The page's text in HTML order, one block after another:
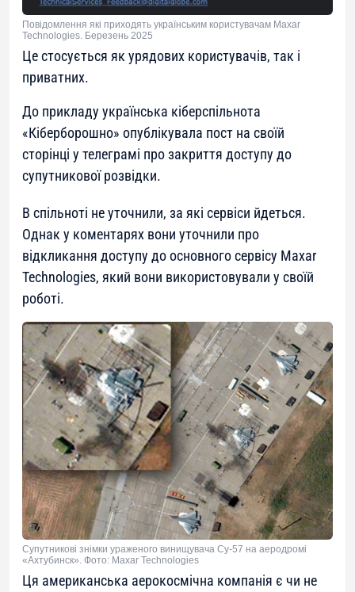
Повідомлення які приходять українським користувачам Maxar
Technologies. Березень 2025
Це стосується як урядових користувачів, так і
приватних.
До прикладу українська кіберспільнота
«Кіберборошно» опублікувала пост на своїй
сторінці у телеграмі про закриття доступу до
супутникової розвідки.
В спільноті не уточнили, за які сервіси йдеться.
Однак у коментарях вони уточнили про
відкликання доступу до основного сервісу Maxar
Technologies, який вони використовували у своїй
роботі.
Супутникові знімки ураженого винищувача Су-57 на аеродромі
«Ахтубинск». Фото: Maxar Technologies
Ця американська аерокосмічна компанія є чи не